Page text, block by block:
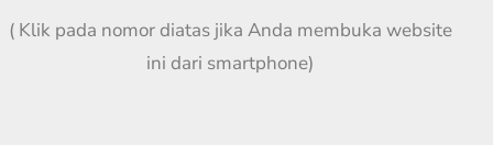
( Klik pada nomor diatas jika Anda membuka website
ini dari smartphone)